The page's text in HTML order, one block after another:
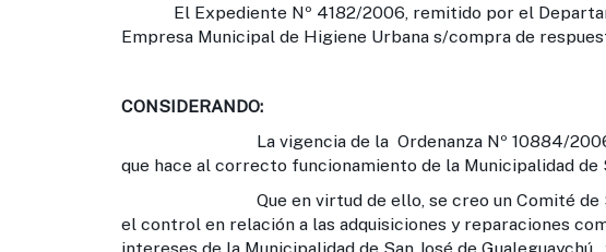
El Expediente Nº 4182/2006, remitido por el
Empresa Municipal de Higiene Urbana s/compra de
CONSIDERANDO:
La vigencia de la Ordenanza Nº 10884/2006,
que hace al correcto funcionamiento de la Municipalidad de
Que en virtud de ello, se creo un Comité de
el control en relación a las adquisiciones y reparaciones